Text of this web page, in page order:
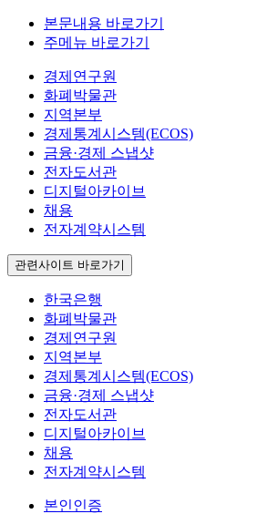
본문내용 바로가기
주메뉴 바로가기
경제연구원
화폐박물관
지역본부
경제통계시스템(ECOS)
금융·경제 스냅샷
전자도서관
디지털아카이브
채용
전자계약시스템
관련사이트 바로가기
한국은행
화폐박물관
경제연구원
지역본부
경제통계시스템(ECOS)
금융·경제 스냅샷
전자도서관
디지털아카이브
채용
전자계약시스템
본인인증